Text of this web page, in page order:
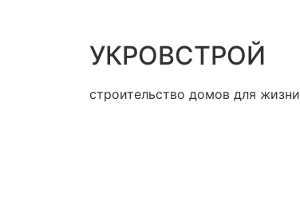
УКРОВСТРОЙ
строительство домов для жизни